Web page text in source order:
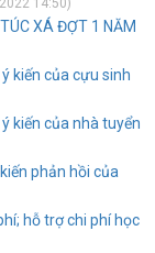
14:50)
XÁ ĐỢT 1 NĂM
kiến của cựu sinh
kiến của nhà tuyển
phản hồi của
hỗ trợ chi phí học